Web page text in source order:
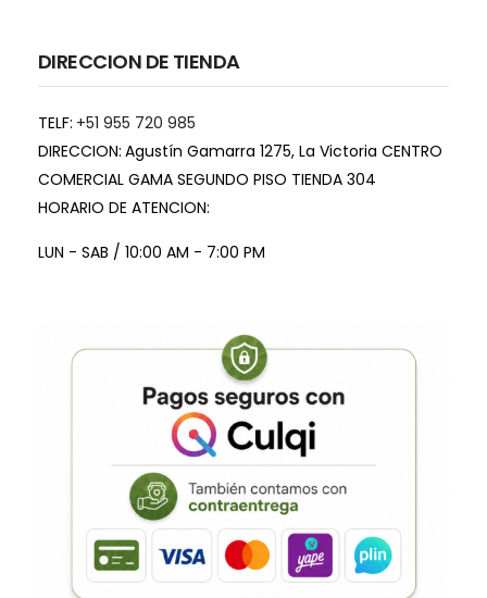
DIRECCION DE TIENDA
TELF: +51 955 720 985
DIRECCION: Agustín Gamarra 1275, La Victoria CENTRO
COMERCIAL GAMA SEGUNDO PISO TIENDA 304
HORARIO DE ATENCION:
LUN - SAB / 10:00 AM - 7:00 PM